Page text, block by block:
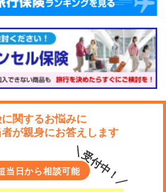
関するお悩みに
が親身にお答えします
当日から相談可能＼受付中！／